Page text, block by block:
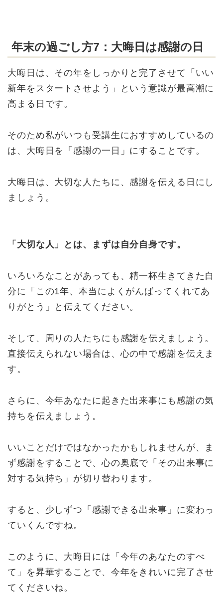
年末の過ごし方7：大晦日は感謝の日
大晦日は、その年をしっかりと完了させて「いい
新年をスタートさせよう」という意識が最高潮に
高まる日です。
そのため私がいつも受講生におすすめしているの
は、大晦日を「感謝の一日」にすることです。
大晦日は、大切な人たちに、感謝を伝える日にし
ましょう。
「大切な人」とは、まずは自分自身です。
いろいろなことがあっても、精一杯生きてきた自
分に「この1年、本当によくがんばってくれてあ
りがとう」と伝えてください。
そして、周りの人たちにも感謝を伝えましょう。
直接伝えられない場合は、心の中で感謝を伝えま
す。
さらに、今年あなたに起きた出来事にも感謝の気
持ちを伝えましょう。
いいことだけではなかったかもしれませんが、ま
ず感謝をすることで、心の奥底で「その出来事に
対する気持ち」が切り替わります。
すると、少しずつ「感謝できる出来事」に変わっ
ていくんですね。
このように、大晦日には「今年のあなたのすべ
て」を昇華することで、今年をきれいに完了させ
てくださいね。